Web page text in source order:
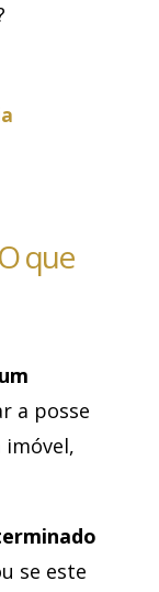
que
a posse
imóvel,
se este